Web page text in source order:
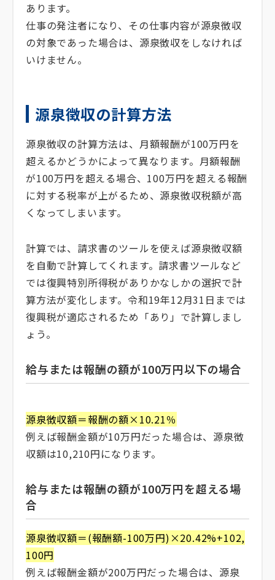
あります。
仕事の発注者になり、その仕事内容が源泉徴収
の対象であった場合は、源泉徴収をしなければ
いけません。
源泉徴収の計算方法
源泉徴収の計算方法は、月額報酬が100万円を
超えるかどうかによって異なります。月額報酬
が100万円を超える場合、100万円を超える報酬
に対する税率が上がるため、源泉徴収税額が高
くなってしまいます。
計算では、請求書のツールを使えば源泉徴収額
を自動で計算してくれます。請求書ツールなど
では復興特別所得税がありかなしかの選択で計
算方法が変化します。令和19年12月31日までは
復興税が適応されるため「あり」で計算しまし
ょう。
給与または報酬の額が100万円以下の場合
源泉徴収額＝報酬の額×10.21％
例えば報酬金額が10万円だった場合は、源泉徴
収額は10,210円になります。
給与または報酬の額が100万円を超える場
合
源泉徴収額＝(報酬額-100万円)×20.42%+102,
100円
例えば報酬金額が200万円だった場合は、源泉